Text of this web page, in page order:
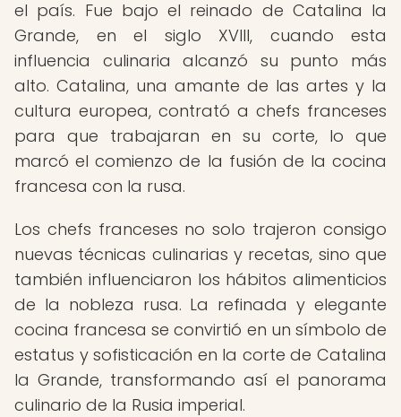
el país. Fue bajo el reinado de Catalina la
Grande, en el siglo XVIII, cuando esta
influencia culinaria alcanzó su punto más
alto. Catalina, una amante de las artes y la
cultura europea, contrató a chefs franceses
para que trabajaran en su corte, lo que
marcó el comienzo de la fusión de la cocina
francesa con la rusa.
Los chefs franceses no solo trajeron consigo
nuevas técnicas culinarias y recetas, sino que
también influenciaron los hábitos alimenticios
de la nobleza rusa. La refinada y elegante
cocina francesa se convirtió en un símbolo de
estatus y sofisticación en la corte de Catalina
la Grande, transformando así el panorama
culinario de la Rusia imperial.